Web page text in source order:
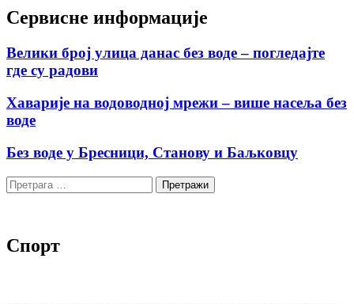
Сервисне информације
Велики број улица данас без воде – погледајте
где су радови
Хаварије на водоводној мрежи – више насеља без
воде
Без воде у Бресници, Станову и Баљковцу
Претрага
за:
Спорт